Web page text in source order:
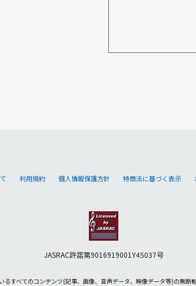
利用規約 個人情報保護方針 特商法に基づく表示
JASRAC許諾第9016919001Y45037号
るすべてのコンテンツ(記事、画像、音声データ、映像データ等)の無断